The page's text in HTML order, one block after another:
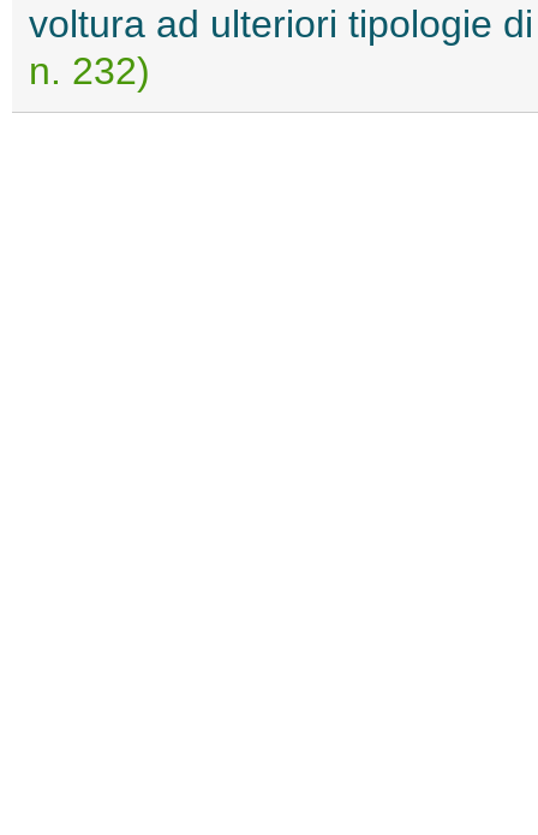
voltura ad ulteriori tipologie
n. 232)